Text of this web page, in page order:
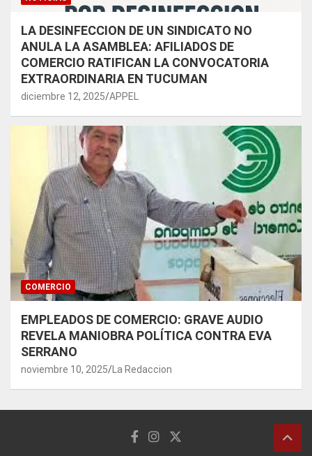
LA DESINFECCION DE UN SINDICATO NO
ANULA LA ASAMBLEA: AFILIADOS DE
COMERCIO RATIFICAN LA CONVOCATORIA
EXTRAORDINARIA EN TUCUMAN
diciembre 12, 2025 APPEL
COMERCIO
EMPLEADOS DE COMERCIO: GRAVE AUDIO
REVELA MANIOBRA POLÍTICA CONTRA EVA
SERRANO
noviembre 10, 2025 La Redaccion